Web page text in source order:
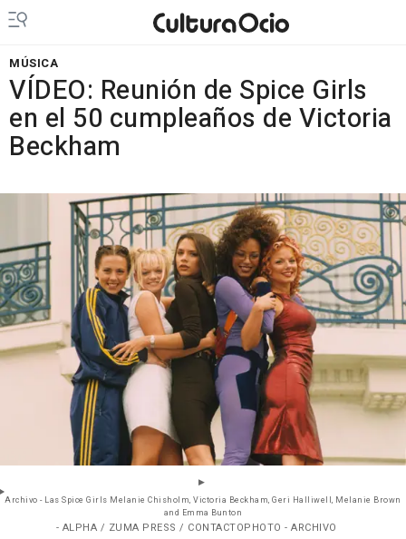
MÚSICA
VÍDEO: Reunión de Spice Girls
en el 50 cumpleaños de Victoria
Beckham
Archivo - Las Spice Girls Melanie Chisholm, Victoria Beckham, Geri Halliwell, Melanie Brown
and Emma Bunton
- ALPHA / ZUMA PRESS / CONTACTOPHOTO - ARCHIVO